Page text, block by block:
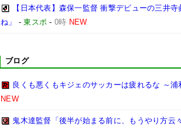
【日本代表】森保一監督 衝撃デビューの三井
ね」
-東スポ - 0時 NEW
ブログ
良くも悪くもキジェのサッカーは疲れるな ～
NEW
鬼木達監督「後半が始まる前に、もうやり方